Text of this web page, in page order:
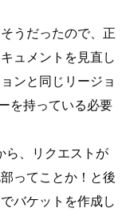
うだったので、正
ュメントを見直し
ンと同じリージョ
を持っている必要
ら、リクエストが
ってことか！と後
バケットを作成し